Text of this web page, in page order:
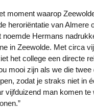
heroriëntatie van Almere
noemde Hermans
in Zeewolde. Met circa
het college een directe
mooi zijn als we die
zodat je straks niet in
vijfduizend man komen te